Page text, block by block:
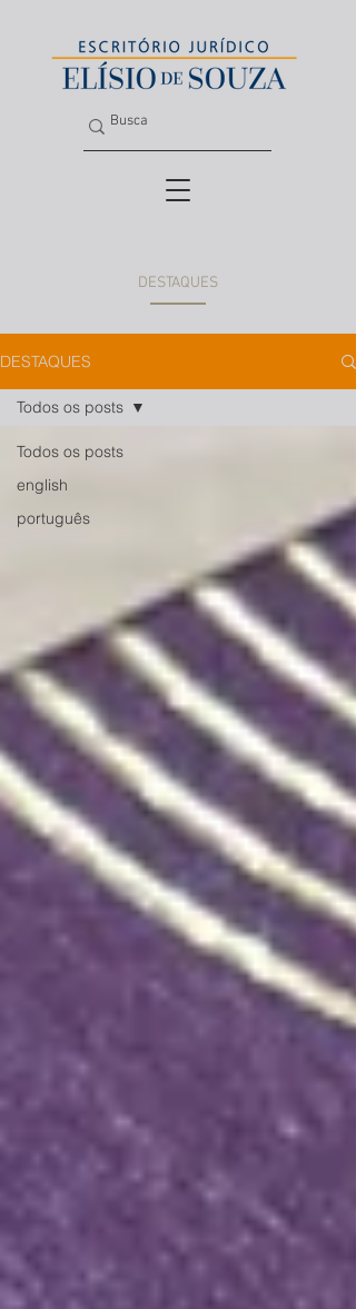
DESTAQUES
DESTAQUES
Todos os posts
english
português
Todos os posts